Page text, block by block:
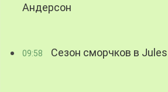
Андерсон
09:58 Сезон сморчков в